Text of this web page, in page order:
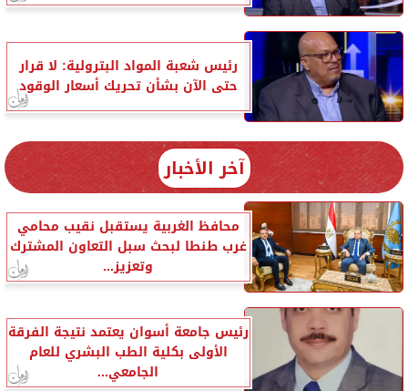
رئيس شعبة المواد البترولية: لا قرار
حتى الآن بشأن تحريك أسعار الوقود
آخر الأخبار
محافظ الغربية يستقبل نقيب محامي
غرب طنطا لبحث سبل التعاون المشترك
وتعزيز...
رئيس جامعة أسوان يعتمد نتيجة الفرقة
الأولى بكلية الطب البشري للعام
الجامعي...